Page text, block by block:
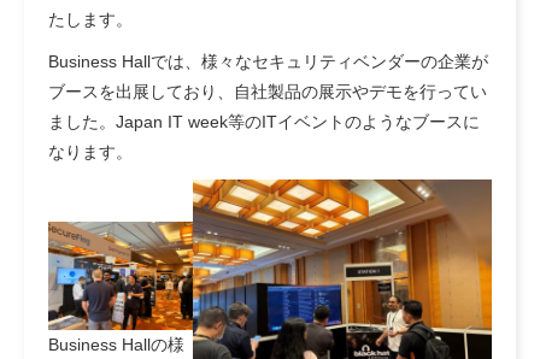
たします。
Business Hallでは、様々なセキュリティベンダーの企業が
ブースを出展しており、自社製品の展示やデモを行ってい
ました。Japan IT week等のITイベントのようなブースに
なります。
Business Hallの様